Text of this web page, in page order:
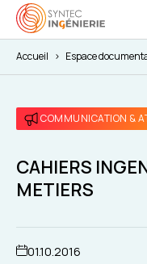
Accueil > Espace
COMMUNICATION &
CAHIERS
METIERS
01.10.2016